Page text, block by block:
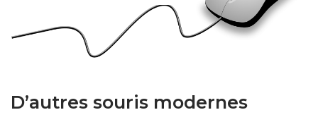
D’autres souris modernes